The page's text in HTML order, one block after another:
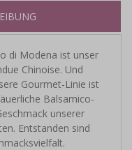
di Modena ist unser
Chinoise. Und
Gourmet-Linie ist
Balsamico-
unserer
Entstanden sind